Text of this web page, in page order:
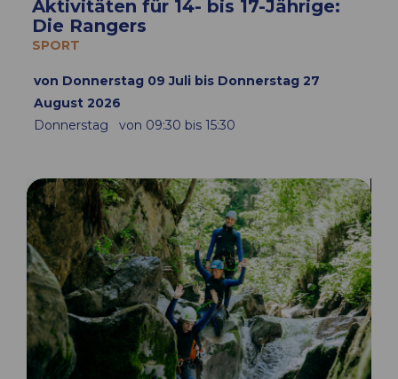
Aktivitäten für 14- bis 17-Jährige:
Die Rangers
SPORT
von Donnerstag 09 Juli bis Donnerstag 27
August 2026
Donnerstag
von 09:30 bis 15:30